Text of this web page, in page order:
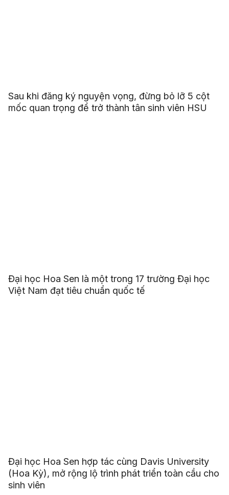
Sau khi đăng ký nguyện vọng, đừng bỏ lỡ 5 cột
mốc quan trọng để trở thành tân sinh viên HSU
Đại học Hoa Sen là một trong 17 trường Đại học
Việt Nam đạt tiêu chuẩn quốc tế
Đại học Hoa Sen hợp tác cùng Davis University
(Hoa Kỳ), mở rộng lộ trình phát triển toàn cầu cho
sinh viên